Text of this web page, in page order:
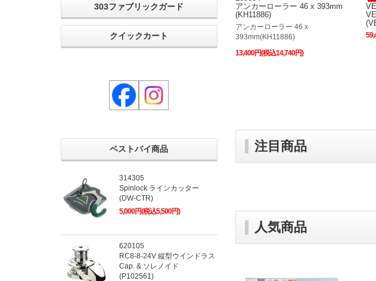
アンカーローラー 46 x 393mm
(KH11886)
アンカーローラー 46 x
393mm(KH11886)
13,400円(税込14,740円)
注目商品
人気商品
303ファブリックガード
クイックカート
ベストバイ商品
314305
Spinlock ラインカッター
(DW-CTR)
5,000円(税込5,500円)
620105
RC8-8-24V 縦型ウインドラス
Cap. & ソレノイド
(P102561)